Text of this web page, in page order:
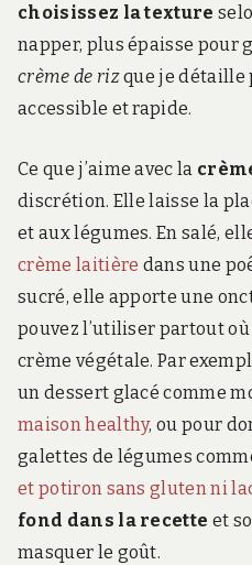
choisissez la texture
napper, plus épaisse pour
crème de rizque je détaille
accessible et rapide.
Ce que j’aime avec la
discrétion. Elle laisse la
et aux légumes. En salé,
crème laitière dans une
sucré, elle apporte une
pouvez l’utiliser partout
crème végétale. Par
un dessert glacé comme
maison healthy, ou pour
galettes de légumes
et potiron sans gluten ni
fond dans la recette et
masquer le goût.